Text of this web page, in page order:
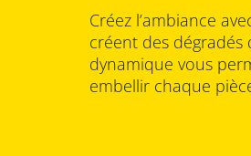
Créez l’ambiance
créent des dégradés
dynamique vous
embellir chaque